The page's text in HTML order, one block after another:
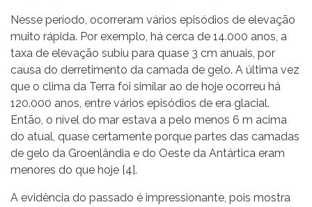
Nesse período, ocorreram vários episódios de elevação
muito rápida. Por exemplo, há cerca de 14.000 anos, a
taxa de elevação subiu para quase 3 cm anuais, por
causa do derretimento da camada de gelo. A última vez
que o clima da Terra foi similar ao de hoje ocorreu há
120.000 anos, entre vários episódios de era glacial.
Então, o nível do mar estava a pelo menos 6 m acima
do atual, quase certamente porque partes das camadas
de gelo da Groenlândia e do Oeste da Antártica eram
menores do que hoje [4].
A evidência do passado é impressionante, pois mostra